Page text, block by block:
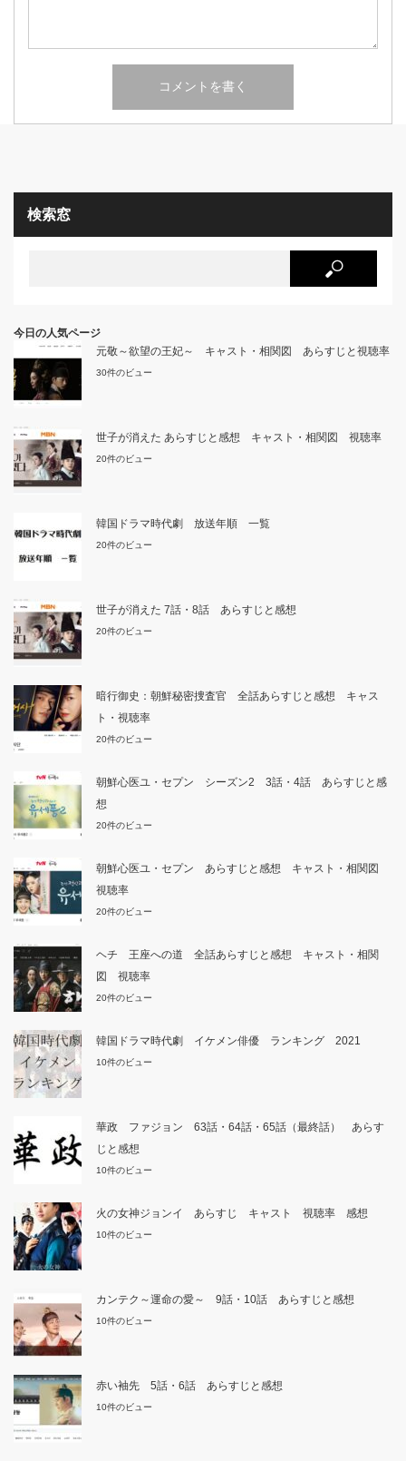
検索窓
今日の人気ページ
元敬～欲望の王妃～ キャスト・相関図 あらすじと視聴率
30件のビュー
世子が消えた あらすじと感想 キャスト・相関図 視聴率
20件のビュー
韓国ドラマ時代劇 放送年順 一覧
20件のビュー
世子が消えた 7話・8話 あらすじと感想
20件のビュー
暗行御史：朝鮮秘密捜査官 全話あらすじと感想 キャス
ト・視聴率
20件のビュー
朝鮮心医ユ・セプン シーズン2 3話・4話 あらすじと感
想
20件のビュー
朝鮮心医ユ・セプン あらすじと感想 キャスト・相関図
視聴率
20件のビュー
ヘチ 王座への道 全話あらすじと感想 キャスト・相関
図 視聴率
20件のビュー
韓国ドラマ時代劇 イケメン俳優 ランキング 2021
10件のビュー
華政 ファジョン 63話・64話・65話（最終話） あらす
じと感想
10件のビュー
火の女神ジョンイ あらすじ キャスト 視聴率 感想
10件のビュー
カンテク～運命の愛～ 9話・10話 あらすじと感想
10件のビュー
赤い袖先 5話・6話 あらすじと感想
10件のビュー